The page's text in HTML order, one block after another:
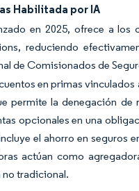
Habilitada por IA
en 2025, ofrece a los
reduciendo
de Comisionados de
en primas
la denegación de
opcionales en una
el ahorro en seguros
actúan como
no tradicional.